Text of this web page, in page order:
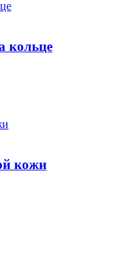
кольце
кожи